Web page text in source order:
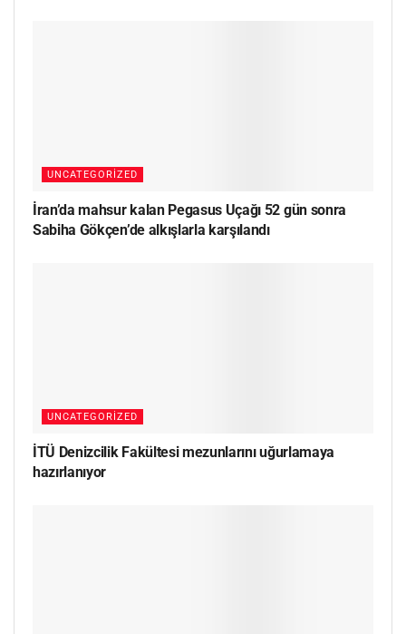
UNCATEGORIZED
İran’da mahsur kalan Pegasus Uçağı 52 gün sonra
Sabiha Gökçen’de alkışlarla karşılandı
UNCATEGORIZED
İTÜ Denizcilik Fakültesi mezunlarını uğurlamaya
hazırlanıyor